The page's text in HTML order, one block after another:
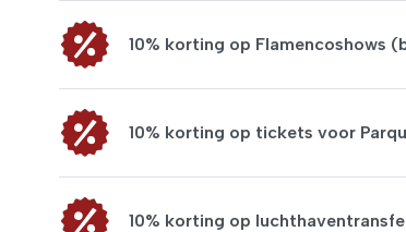
10% korting op Flamencoshows
10% korting op tickets voor
10% korting op